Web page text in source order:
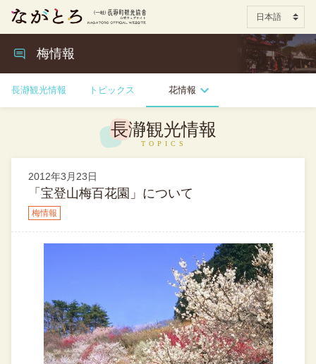
梅情報
長瀞観光情報 トピックス 花情報
長瀞観光情報
2012年3月23日
「宝登山梅百花園」について
梅情報